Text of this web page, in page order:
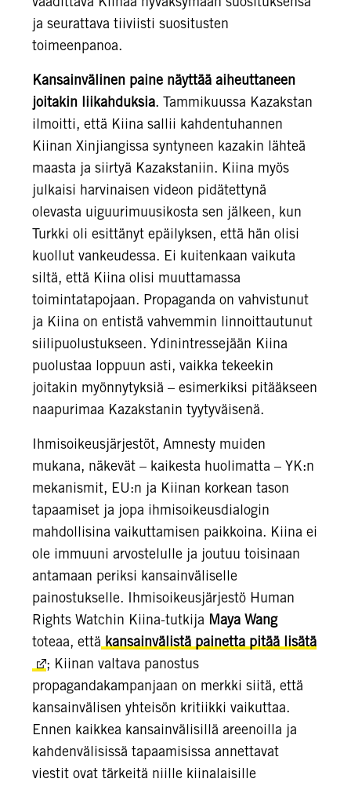
ja seurattava tiiviisti suositusten
toimeenpanoa.
Kansainvälinen paine näyttää aiheuttaneen
joitakin liikahduksia. Tammikuussa Kazakstan
ilmoitti, että Kiina sallii kahdentuhannen
Kiinan Xinjiangissa syntyneen kazakin lähteä
maasta ja siirtyä Kazakstaniin. Kiina myös
julkaisi harvinaisen videon pidätettynä
olevasta uiguurimuusikosta sen jälkeen, kun
Turkki oli esittänyt epäilyksen, että hän olisi
kuollut vankeudessa. Ei kuitenkaan vaikuta
siltä, että Kiina olisi muuttamassa
toimintatapojaan. Propaganda on vahvistunut
ja Kiina on entistä vahvemmin linnoittautunut
siilipuolustukseen. Ydinintressejään Kiina
puolustaa loppuun asti, vaikka tekeekin
joitakin myönnytyksiä – esimerkiksi pitääkseen
naapurimaa Kazakstanin tyytyväisenä.
Ihmisoikeusjärjestöt, Amnesty muiden
mukana, näkevät – kaikesta huolimatta – YK:n
mekanismit, EU:n ja Kiinan korkean tason
tapaamiset ja jopa ihmisoikeusdialogin
mahdollisina vaikuttamisen paikkoina. Kiina ei
ole immuuni arvostelulle ja joutuu toisinaan
antamaan periksi kansainväliselle
painostukselle. Ihmisoikeusjärjestö Human
Rights Watchin Kiina-tutkija Maya Wang
toteaa, että kansainvälistä painetta pitää lisätä
; Kiinan valtava panostus
propagandakampanjaan on merkki siitä, että
kansainvälisen yhteisön kritiikki vaikuttaa.
Ennen kaikkea kansainvälisillä areenoilla ja
kahdenvälisissä tapaamisissa annettavat
viestit ovat tärkeitä niille kiinalaisille